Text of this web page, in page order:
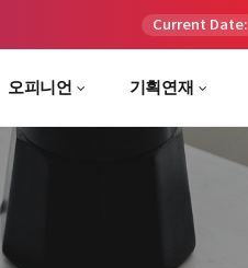
Current Date:
오피니언 기획연재